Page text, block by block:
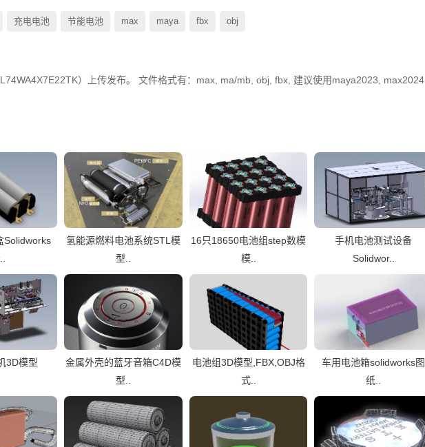
充电电池 节能电池 max maya fbx obj
）上传发布。 文件格式有：max, ma/mb, obj, fbx, 建议使用maya2023, max2024
Solidworks
氢能源燃料电池系统STL模
型..
16只18650电池组step数模
模..
手机电池测试设备
Solidwor..
3D模型
金属外壳的蓝牙音箱C4D模
型..
电池组3D模型,FBX,OBJ格
式..
车用电池箱solidworks图
纸..